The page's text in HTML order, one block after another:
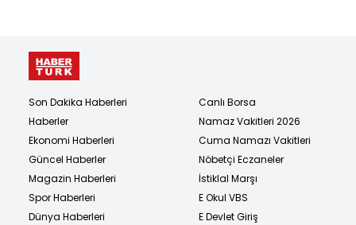
Son Dakika Haberleri
Haberler
Ekonomi Haberleri
Güncel Haberler
Magazin Haberleri
Spor Haberleri
Dünya Haberleri
Canlı Borsa
Namaz Vakitleri 2026
Cuma Namazı Vakitleri
Nöbetçi Eczaneler
İstiklal Marşı
E Okul VBS
E Devlet Giriş